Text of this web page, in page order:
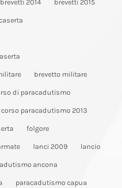
brevetti 2014 brevetti 2015
brevetto militare
di paracadutismo
corso paracadutismo 2013
folgore
lanci 2009 lancio
ancona
paracadutismo capua